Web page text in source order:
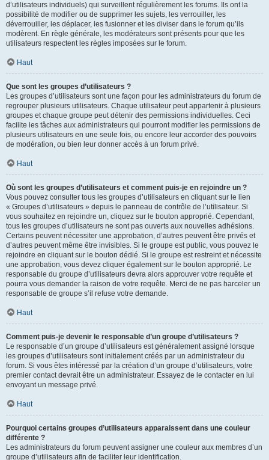
d’utilisateurs individuels) qui surveillent régulièrement les forums. Ils ont la
possibilité de modifier ou de supprimer les sujets, les verrouiller, les
déverrouiller, les déplacer, les fusionner et les diviser dans le forum qu’ils
modèrent. En règle générale, les modérateurs sont présents pour que les
utilisateurs respectent les règles imposées sur le forum.
Haut
Que sont les groupes d’utilisateurs ?
Les groupes d’utilisateurs sont une façon pour les administrateurs du forum de
regrouper plusieurs utilisateurs. Chaque utilisateur peut appartenir à plusieurs
groupes et chaque groupe peut détenir des permissions individuelles. Ceci
facilite les tâches aux administrateurs qui pourront modifier les permissions de
plusieurs utilisateurs en une seule fois, ou encore leur accorder des pouvoirs
de modération, ou bien leur donner accès à un forum privé.
Haut
Où sont les groupes d’utilisateurs et comment puis-je en rejoindre un ?
Vous pouvez consulter tous les groupes d’utilisateurs en cliquant sur le lien
« Groupes d’utilisateurs » depuis le panneau de contrôle de l’utilisateur. Si
vous souhaitez en rejoindre un, cliquez sur le bouton approprié. Cependant,
tous les groupes d’utilisateurs ne sont pas ouverts aux nouvelles adhésions.
Certains peuvent nécessiter une approbation, d’autres peuvent être privés et
d’autres peuvent même être invisibles. Si le groupe est public, vous pouvez le
rejoindre en cliquant sur le bouton dédié. Si le groupe est restreint et nécessite
une approbation, vous devez cliquer également sur le bouton approprié. Le
responsable du groupe d’utilisateurs devra alors approuver votre requête et
pourra vous demander la raison de votre requête. Merci de ne pas harceler un
responsable de groupe s’il refuse votre demande.
Haut
Comment puis-je devenir le responsable d’un groupe d’utilisateurs ?
Le responsable d’un groupe d’utilisateurs est généralement assigné lorsque
les groupes d’utilisateurs sont initialement créés par un administrateur du
forum. Si vous êtes intéressé par la création d’un groupe d’utilisateurs, votre
premier contact devrait être un administrateur. Essayez de le contacter en lui
envoyant un message privé.
Haut
Pourquoi certains groupes d’utilisateurs apparaissent dans une couleur
différente ?
Les administrateurs du forum peuvent assigner une couleur aux membres d’un
groupe d’utilisateurs afin de faciliter leur identification.